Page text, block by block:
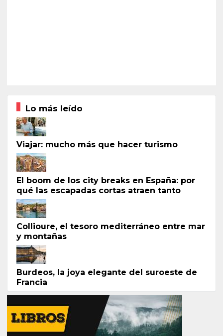
Lo más leído
Viajar: mucho más que hacer turismo
El boom de los city breaks en España: por
qué las escapadas cortas atraen tanto
Collioure, el tesoro mediterráneo entre mar
y montañas
Burdeos, la joya elegante del suroeste de
Francia